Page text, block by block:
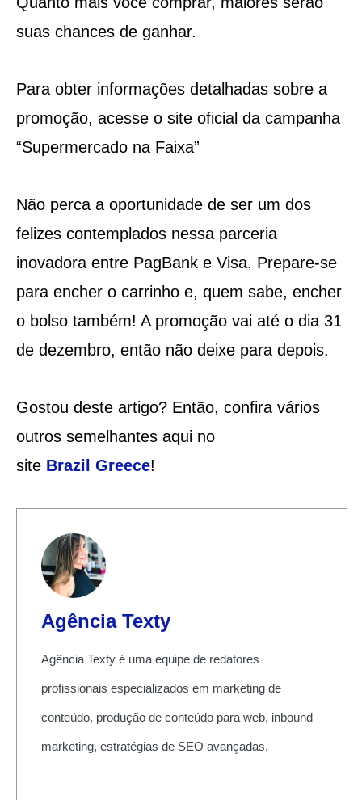
suas chances de ganhar.
Para obter informações detalhadas sobre a
promoção, acesse o site oficial da campanha
“Supermercado na Faixa”
Não perca a oportunidade de ser um dos
felizes contemplados nessa parceria
inovadora entre PagBank e Visa. Prepare-se
para encher o carrinho e, quem sabe, encher
o bolso também! A promoção vai até o dia 31
de dezembro, então não deixe para depois.
Gostou deste artigo? Então, confira vários
outros semelhantes aqui no
site Brazil Greece!
Agência Texty
Agência Texty é uma equipe de redatores
profissionais especializados em marketing de
conteúdo, produção de conteúdo para web, inbound
marketing, estratégias de SEO avançadas.